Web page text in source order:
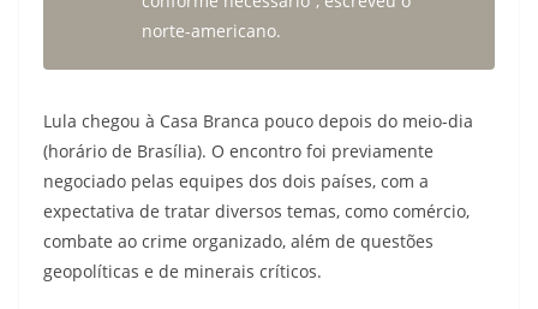
norte-americano.
Lula chegou à Casa Branca pouco depois do meio-dia
(horário de Brasília). O encontro foi previamente
negociado pelas equipes dos dois países, com a
expectativa de tratar diversos temas, como comércio,
combate ao crime organizado, além de questões
geopolíticas e de minerais críticos.